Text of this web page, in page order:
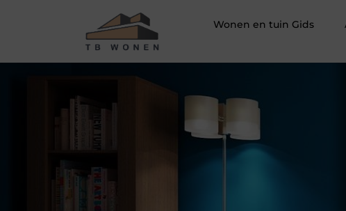
Wonen en tuin Gids